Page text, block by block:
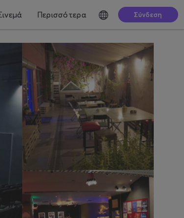
Περισσότερα Σύνδεση